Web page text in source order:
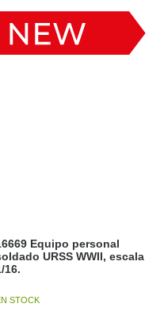
Equipo personal
URSS WWII, escala
16.
STOCK